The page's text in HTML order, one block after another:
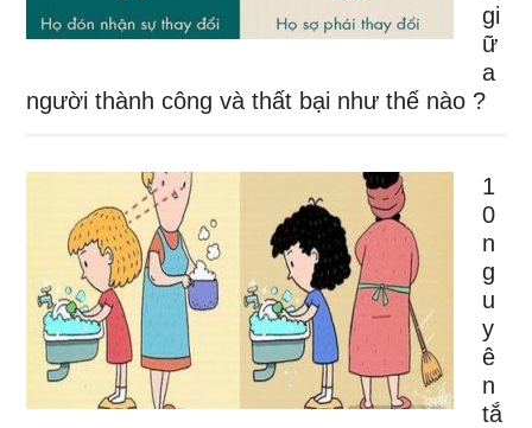
gi
ữ
a
người thành công và thất bại như thế nào ?
1
0
n
g
u
y
ê
n
tắ